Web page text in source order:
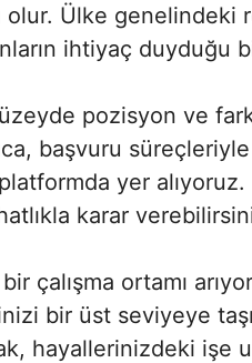
olur. Ülke
ihtiyaç duyduğu
pozisyon ve
başvuru
yer
karar
çalışma ortamı
bir üst seviyeye
hayallerinizdeki işe